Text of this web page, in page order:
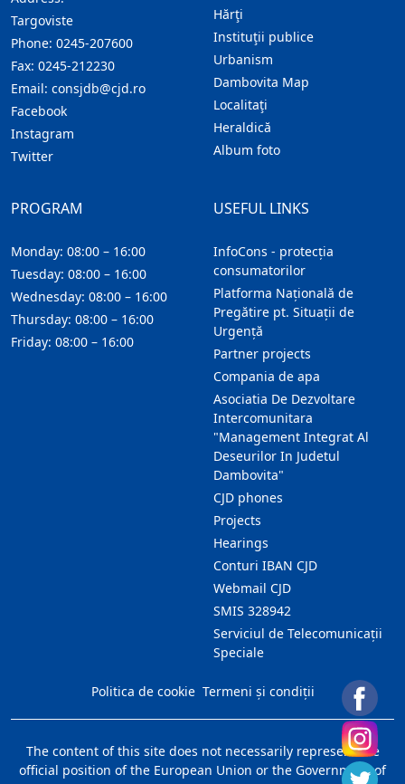
Targoviste
Phone: 0245-207600
Fax: 0245-212230
Email: consjdb@cjd.ro
Facebook
Instagram
Twitter
Hărţi
Instituţii publice
Urbanism
Dambovita Map
Localitaţi
Heraldică
Album foto
USEFUL LINKS
InfoCons - protecția
consumatorilor
Platforma Națională de
Pregătire pt. Situații de
Urgență
Partner projects
Compania de apa
Asociatia De Dezvoltare
Intercomunitara
"Management Integrat Al
Deseurilor In Judetul
Dambovita"
CJD phones
Projects
Hearings
Conturi IBAN CJD
Webmail CJD
SMIS 328942
Serviciul de Telecomunicații
Speciale
PROGRAM
Monday: 08:00 – 16:00
Tuesday: 08:00 – 16:00
Wednesday: 08:00 – 16:00
Thursday: 08:00 – 16:00
Friday: 08:00 – 16:00
Politica de cookie Termeni și condiții
The content of this site does not necessarily represent the
official position of the European Union or the Government of